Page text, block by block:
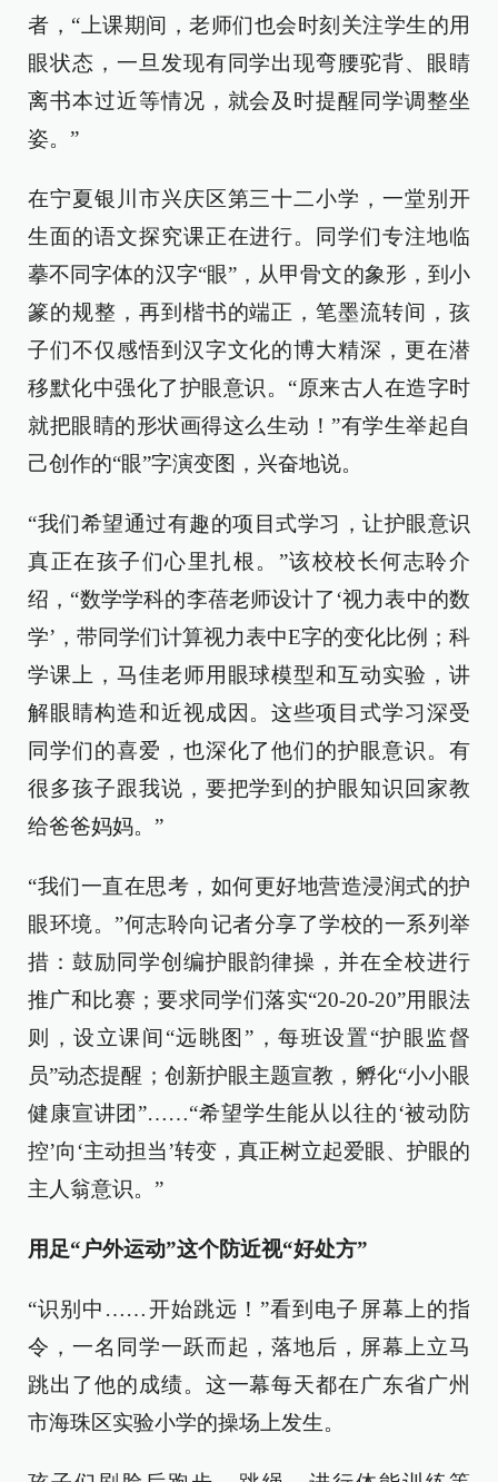
者，“上课期间，老师们也会时刻关注学生的用
眼状态，一旦发现有同学出现弯腰驼背、眼睛
离书本过近等情况，就会及时提醒同学调整坐
姿。”
在宁夏银川市兴庆区第三十二小学，一堂别开
生面的语文探究课正在进行。同学们专注地临
摹不同字体的汉字“眼”，从甲骨文的象形，到小
篆的规整，再到楷书的端正，笔墨流转间，孩
子们不仅感悟到汉字文化的博大精深，更在潜
移默化中强化了护眼意识。“原来古人在造字时
就把眼睛的形状画得这么生动！”有学生举起自
己创作的“眼”字演变图，兴奋地说。
“我们希望通过有趣的项目式学习，让护眼意识
真正在孩子们心里扎根。”该校校长何志聆介
绍，“数学学科的李蓓老师设计了‘视力表中的数
学’，带同学们计算视力表中E字的变化比例；科
学课上，马佳老师用眼球模型和互动实验，讲
解眼睛构造和近视成因。这些项目式学习深受
同学们的喜爱，也深化了他们的护眼意识。有
很多孩子跟我说，要把学到的护眼知识回家教
给爸爸妈妈。”
“我们一直在思考，如何更好地营造浸润式的护
眼环境。”何志聆向记者分享了学校的一系列举
措：鼓励同学创编护眼韵律操，并在全校进行
推广和比赛；要求同学们落实“20-20-20”用眼法
则，设立课间“远眺图”，每班设置“护眼监督
员”动态提醒；创新护眼主题宣教，孵化“小小眼
健康宣讲团”……“希望学生能从以往的‘被动防
控’向‘主动担当’转变，真正树立起爱眼、护眼的
主人翁意识。”
用足“户外运动”这个防近视“好处方”
“识别中……开始跳远！”看到电子屏幕上的指
令，一名同学一跃而起，落地后，屏幕上立马
跳出了他的成绩。这一幕每天都在广东省广州
市海珠区实验小学的操场上发生。